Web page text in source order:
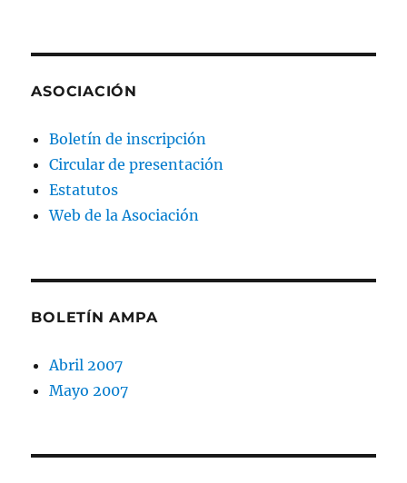
ASOCIACIÓN
Boletín de inscripción
Circular de presentación
Estatutos
Web de la Asociación
BOLETÍN AMPA
Abril 2007
Mayo 2007